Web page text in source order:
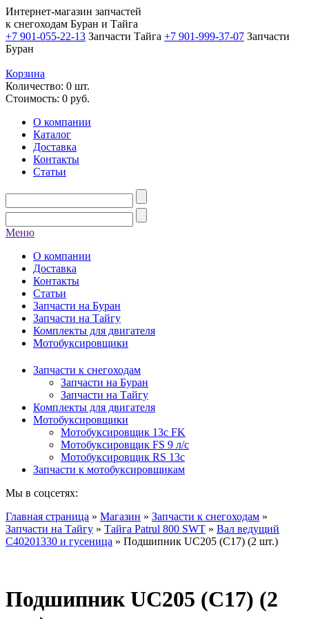
Интернет-магазин запчастей
к снегоходам Буран и Тайга
+7 901-055-22-13 Запчасти Тайга +7 901-999-37-07 Запчасти
Буран
Корзина
Количество: 0 шт.
Стоимость: 0 руб.
О компании
Каталог
Доставка
Контакты
Статьи
Меню
О компании
Доставка
Контакты
Статьи
Запчасти на Буран
Запчасти на Тайгу
Комплекты для двигателя
Мотобуксировщики
Запчасти к снегоходам
Запчасти на Буран
Запчасти на Тайгу
Комплекты для двигателя
Мотобуксировщики
Мотобуксировщик 13c FK
Мотобуксировщик FS 9 л/с
Мотобуксировщик RS 13c
Запчасти к мотобуксировщикам
Мы в соцсетях:
Главная страница » Магазин » Запчасти к снегоходам »
Запчасти на Тайгу » Тайга Patrul 800 SWT » Вал ведущий
C40201330 и гусеница » Подшипник UC205 (C17) (2 шт.)
Подшипник UC205 (C17) (2